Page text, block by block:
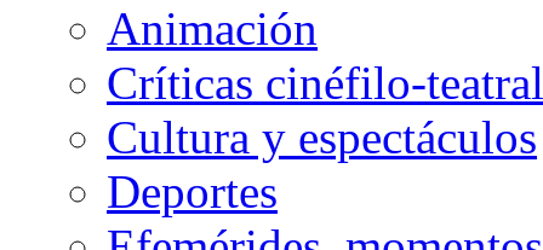
Animación
Críticas cinéfilo-
Cultura y espectáculos
Deportes